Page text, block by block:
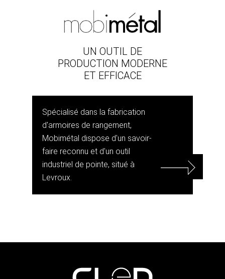
UN OUTIL DE
PRODUCTION MODERNE
ET EFFICACE
Spécialisé dans la fabrication
d'armoires de rangement,
Mobimétal dispose d'un savoir-
faire reconnu et d'un outil
industriel de pointe, situé à
Levroux.